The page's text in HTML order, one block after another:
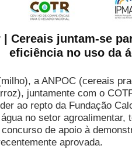
| Cereais juntam-se
eficiência no uso da
a ANPOC (cereais
juntamente com o
ao repto da Fundação
no setor agroalimentar,
de apoio à
aprovada.